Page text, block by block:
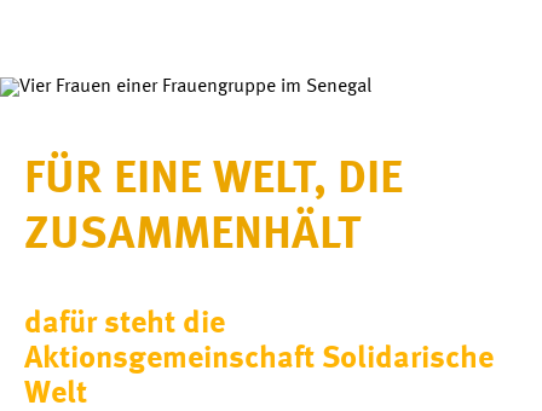
FÜR EINE WELT, DIE
ZUSAMMENHÄLT
dafür steht die
Aktionsgemeinschaft Solidarische
Welt